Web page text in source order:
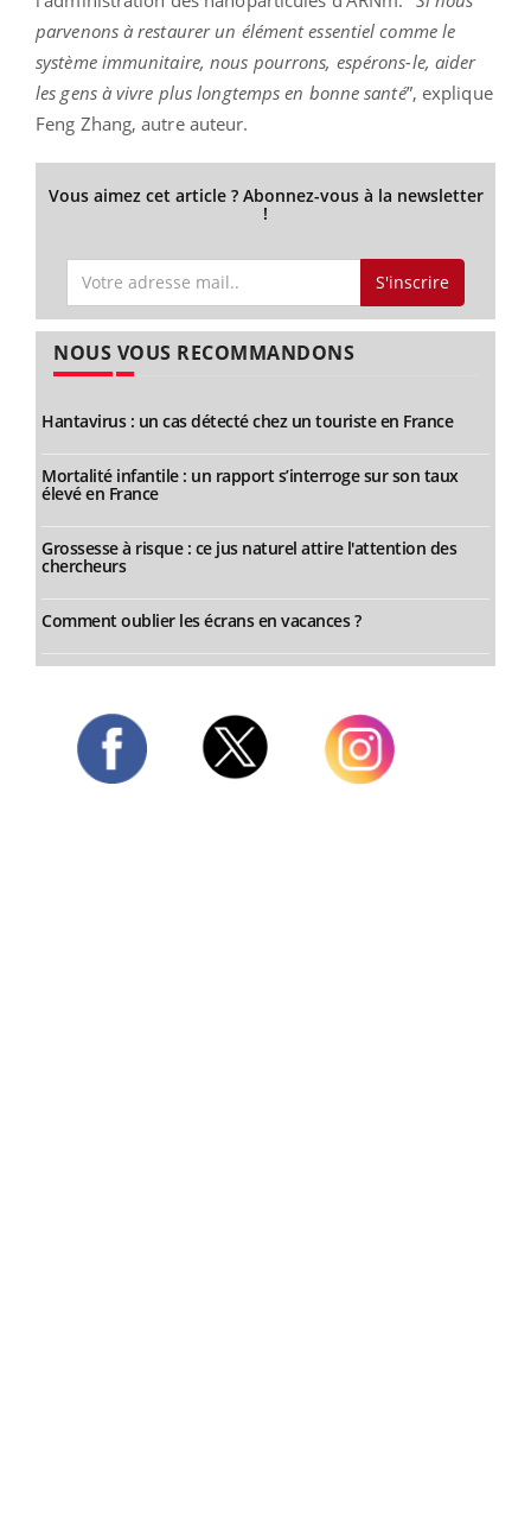
parvenons à restaurer un élément essentiel comme le
système immunitaire, nous pourrons, espérons-le, aider
les gens à vivre plus longtemps en bonne santé”, explique
Feng Zhang, autre auteur.
Vous aimez cet article ? Abonnez-vous à la newsletter
!
S'inscrire
NOUS VOUS RECOMMANDONS
Hantavirus : un cas détecté chez un touriste en France
Mortalité infantile : un rapport s’interroge sur son taux
élevé en France
Grossesse à risque : ce jus naturel attire l'attention des
chercheurs
Comment oublier les écrans en vacances ?